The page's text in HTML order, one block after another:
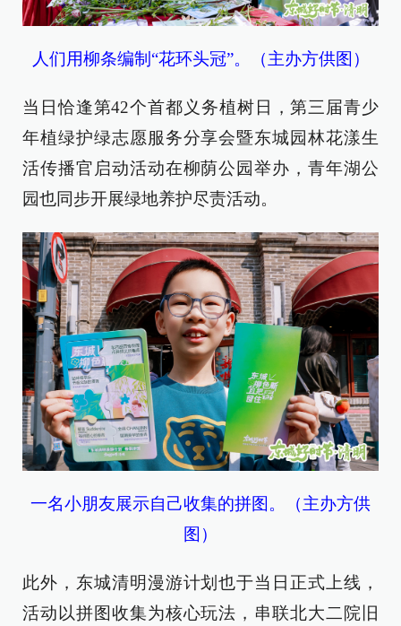
人们用柳条编制“花环头冠”。（主办方供图）
当日恰逢第42个首都义务植树日，第三届青少
年植绿护绿志愿服务分享会暨东城园林花漾生
活传播官启动活动在柳荫公园举办，青年湖公
园也同步开展绿地养护尽责活动。
一名小朋友展示自己收集的拼图。（主办方供
图）
此外，东城清明漫游计划也于当日正式上线，
活动以拼图收集为核心玩法，串联北大二院旧